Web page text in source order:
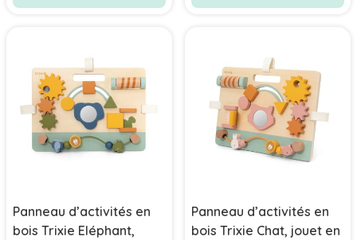
Panneau d’activités en
bois Trixie Eléphant,
Panneau d’activités en
bois Trixie Chat, jouet en